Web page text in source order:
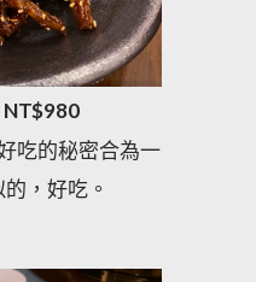
NT$980
吃的秘密合為一
，好吃。